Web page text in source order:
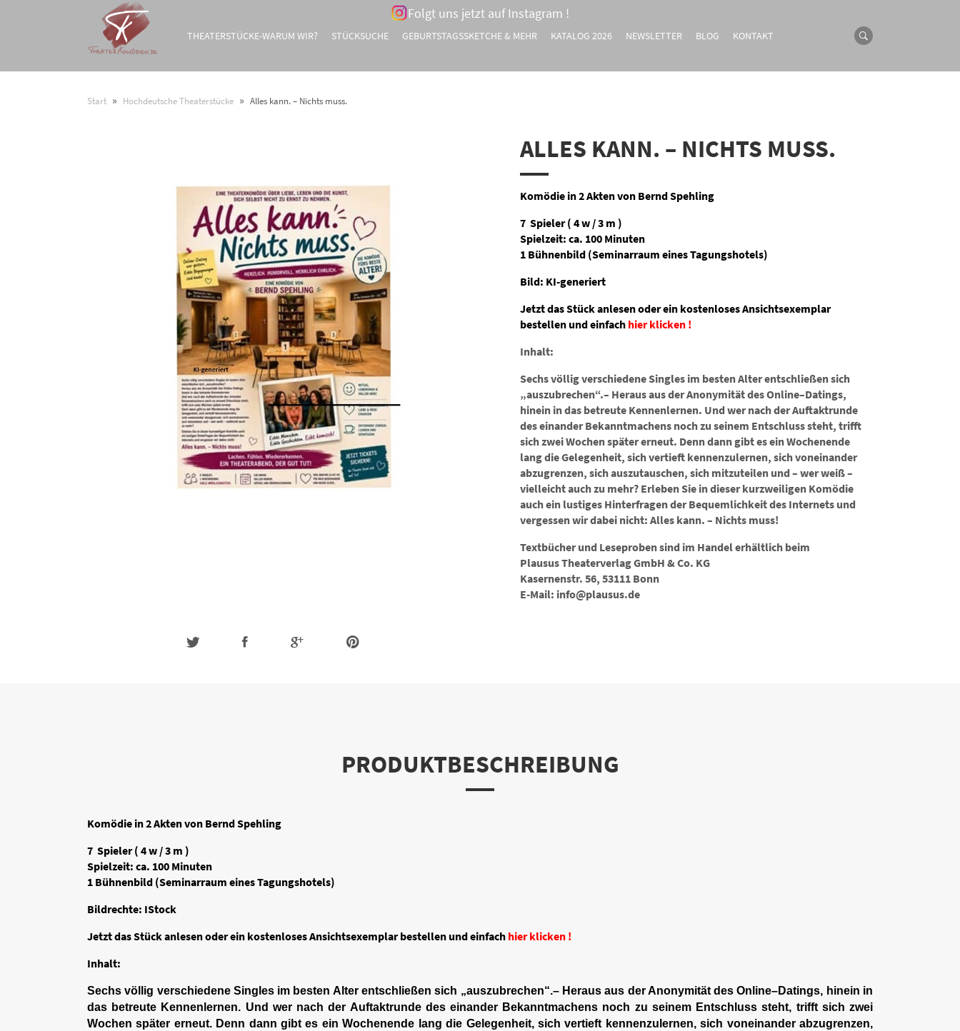
Folgt uns jetzt auf Instagram !
THEATERSTÜCKE-WARUM WIR? STÜCKSUCHE GEBURTSTAGSSKETCHE & MEHR KATALOG 2026 NEWSLETTER BLOG KONTAKT
Start » Hochdeutsche Theaterstücke » Alles kann. – Nichts muss.
ALLES KANN. – NICHTS MUSS.
Komödie in 2 Akten von Bernd Spehling
7 Spieler ( 4 w / 3 m )
Spielzeit: ca. 100 Minuten
1 Bühnenbild (Seminarraum eines Tagungshotels)
Bild: KI-generiert
Jetzt das Stück anlesen oder ein kostenloses Ansichtsexemplar
bestellen und einfach hier klicken !
Inhalt:
Sechs völlig verschiedene Singles im besten Alter entschließen sich
„auszubrechen“.– Heraus aus der Anonymität des Online–Datings,
hinein in das betreute Kennenlernen. Und wer nach der Auftaktrunde
des einander Bekanntmachens noch zu seinem Entschluss steht, trifft
sich zwei Wochen später erneut. Denn dann gibt es ein Wochenende
lang die Gelegenheit, sich vertieft kennenzulernen, sich voneinander
abzugrenzen, sich auszutauschen, sich mitzuteilen und – wer weiß –
vielleicht auch zu mehr? Erleben Sie in dieser kurzweiligen Komödie
auch ein lustiges Hinterfragen der Bequemlichkeit des Internets und
vergessen wir dabei nicht: Alles kann. – Nichts muss!
Textbücher und Leseproben sind im Handel erhältlich beim
Plausus Theaterverlag GmbH & Co. KG
Kasernenstr. 56, 53111 Bonn
E-Mail: info@plausus.de
PRODUKTBESCHREIBUNG
Komödie in 2 Akten von Bernd Spehling
7 Spieler ( 4 w / 3 m )
Spielzeit: ca. 100 Minuten
1 Bühnenbild (Seminarraum eines Tagungshotels)
Bildrechte: IStock
Jetzt das Stück anlesen oder ein kostenloses Ansichtsexemplar bestellen und einfach hier klicken !
Inhalt:
Sechs völlig verschiedene Singles im besten Alter entschließen sich „auszubrechen“.– Heraus aus der Anonymität des Online–Datings, hinein in
das betreute Kennenlernen. Und wer nach der Auftaktrunde des einander Bekanntmachens noch zu seinem Entschluss steht, trifft sich zwei
Wochen später erneut. Denn dann gibt es ein Wochenende lang die Gelegenheit, sich vertieft kennenzulernen, sich voneinander abzugrenzen,